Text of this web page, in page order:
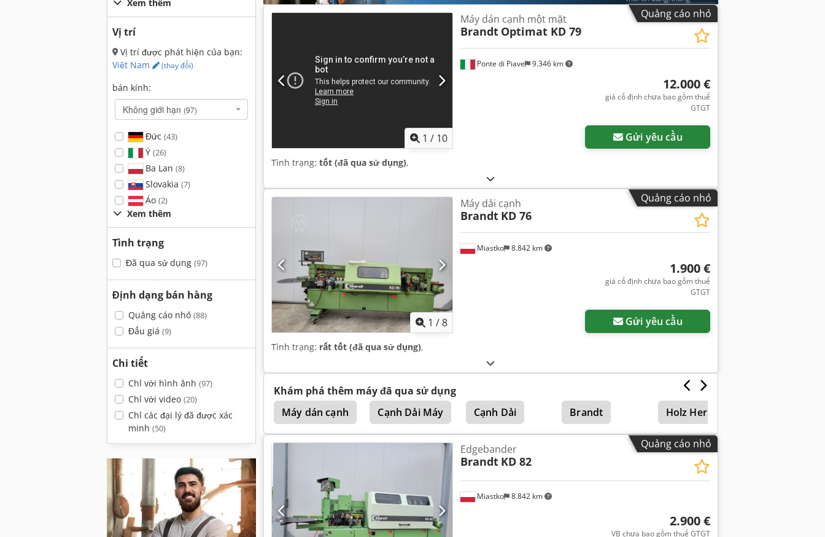
Xem thêm
Vị trí
Vị trí được phát hiện của bạn:
Việt Nam
(thay đổi)
bán kính:
Không giới hạn (97)
Đức (43)
Ý (26)
Ba Lan (8)
Slovakia (7)
Áo (2)
Xem thêm
Tình trạng
Đã qua sử dụng (97)
Định dạng bán hàng
Quảng cáo nhỏ (88)
Đấu giá (9)
Chi tiết
Chỉ với hình ảnh (97)
Chỉ với video (20)
Chỉ các đại lý đã được xác
minh (50)
Quảng cáo nhỏ
1 / 10
Ponte di Piave 9.346 km
Máy dán cạnh một mặt
Brandt Optimat KD 79
12.000 €
giá cố định chưa bao gồm thuế
GTGT
Gửi yêu cầu
Tình trạng: tốt (đã qua sử dụng),
Quảng cáo nhỏ
1 /8
Miastko 8.842 km
Máy dải cạnh
Brandt KD 76
1.900 €
giá cố định chưa bao gồm thuế
GTGT
Gửi yêu cầu
Tình trạng: rất tốt (đã qua sử dụng),
Khám phá thêm máy đã qua sử dụng
Máy dán cạnh
Cạnh Dải Máy Cạnh Dải Brandt Holz Her 1410
Quảng cáo nhỏ
Miastko 8.842 km
Edgebander
Brandt KD 82
2.900 €
VB chưa bao gồm thuế GTGT